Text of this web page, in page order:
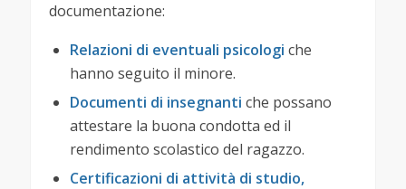
documentazione:
Relazioni di eventuali psicologi che
hanno seguito il minore.
Documenti di insegnanti che possano
attestare la buona condotta ed il
rendimento scolastico del ragazzo.
Certificazioni di attività di studio,